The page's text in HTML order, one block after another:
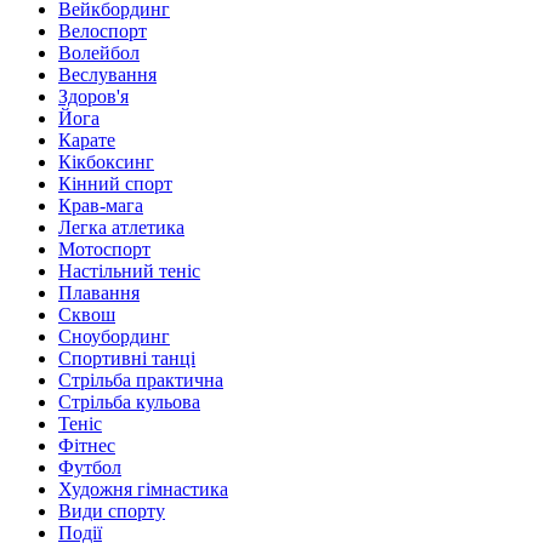
Вейкбординг
Велоспорт
Волейбол
Веслування
Здоров'я
Йога
Карате
Кікбоксинг
Кінний спорт
Крав-мага
Легка атлетика
Мотоспорт
Настільний теніс
Плавання
Сквош
Сноубординг
Спортивні танці
Стрільба практична
Стрільба кульова
Теніс
Фітнес
Футбол
Художня гімнастика
Види спорту
Події